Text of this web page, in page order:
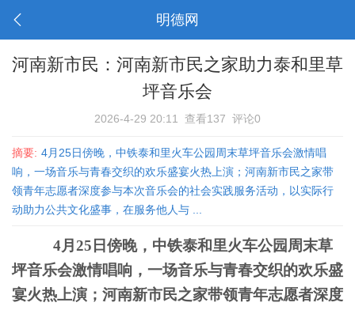
明德网
河南新市民：河南新市民之家助力泰和里草
坪音乐会
2026-4-29 20:11 查看137 评论0
摘要: 4月25日傍晚，中铁泰和里火车公园周末草坪音乐会激情唱
响，一场音乐与青春交织的欢乐盛宴火热上演；河南新市民之家带
领青年志愿者深度参与本次音乐会的社会实践服务活动，以实际行
动助力公共文化盛事，在服务他人与 ...
4月25日傍晚， 中铁泰和里火车公园周末草
坪音乐会激情唱响，一场音乐与青春交织的欢乐盛
宴火热上演 ； 河南新市民之家带领青年志愿者深度